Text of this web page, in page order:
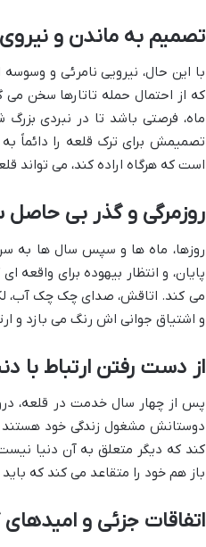
تصمیم به ماندن و
با این حال، نیرویی نامرئی و وسوسه
که از احتمال حمله تاتارها سخن می
ماه، فرصتی باشد تا در نبردی
تصمیمش برای ترک قلعه را دائماً به
است که هرگاه اراده کند، می تواند
روزمرگی و گذر بی حاصل
روزها، ماه ها و سپس سال ها به
پایان، و انتظار بیهوده برای
می کند. اتاقش، صدای چک چک آب،
و اشتیاق جوانی اش رنگ می بازد و
از دست رفتن ارتباط با
پس از چهار سال خدمت در قلعه،
دوستانش مشغول زندگی خود
کند که دیگر متعلق به آن دنیا
باز هم خود را متقاعد می کند که باید
اتفاقات جزئی و